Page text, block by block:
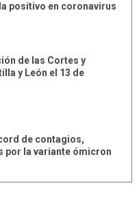
positivo en coronavirus
de las Cortes y
y León el 13 de
de contagios,
por la variante ómicron